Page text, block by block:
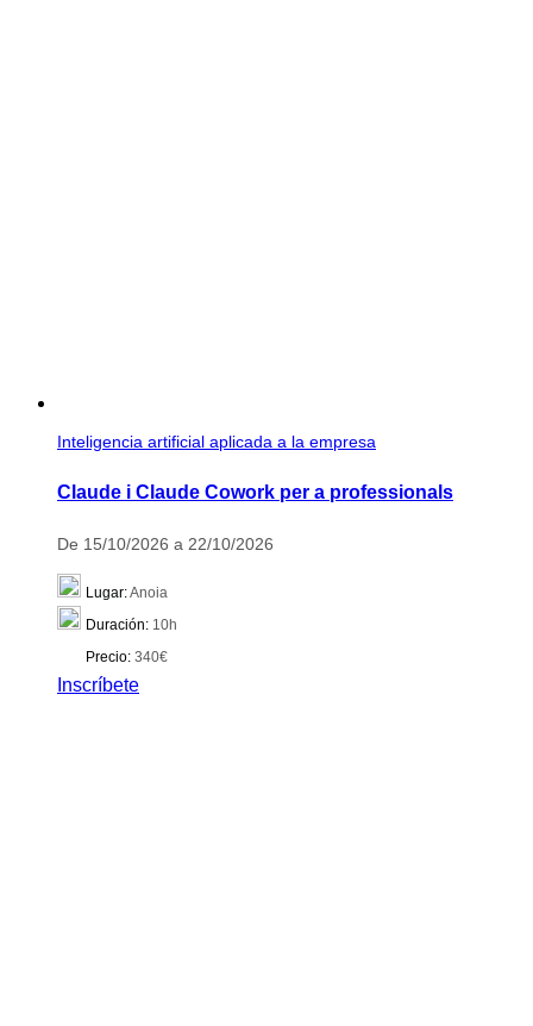
Inteligencia artificial aplicada a la empresa
Claude i Claude Cowork per a professionals
De 15/10/2026 a 22/10/2026
Lugar:Anoia
Duración: 10h
Precio: 340€
Inscríbete